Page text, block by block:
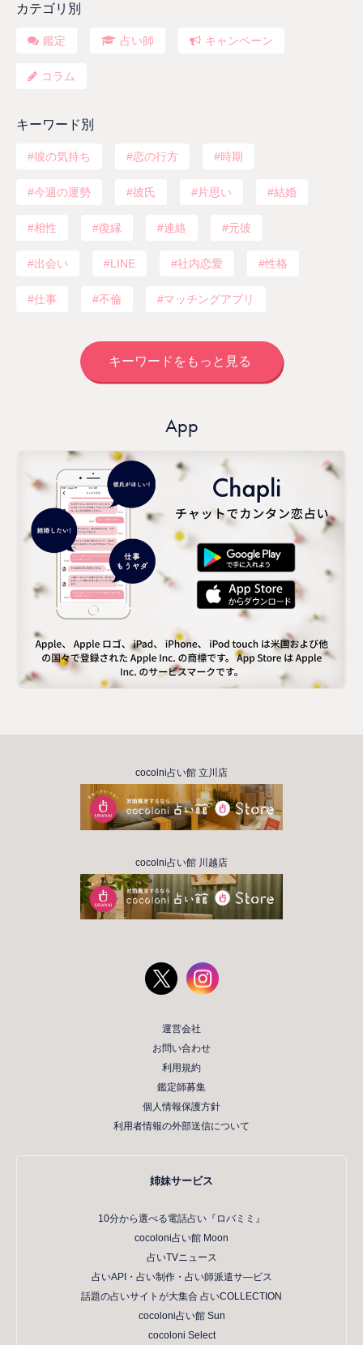
カテゴリ別
鑑定 占い師 キャンペーン
コラム
キーワード別
彼の気持ち 恋の行方 時期
今週の運勢 彼氏 片思い 結婚
相性 復縁 連絡 元彼
出会い LINE 社内恋愛 性格
仕事 不倫 マッチングアプリ
キーワードをもっと見る
App
cocolni占い館 立川店
cocolni占い館 川越店
運営会社
お問い合わせ
利用規約
鑑定師募集
個人情報保護方針
利用者情報の外部送信について
姉妹サービス
10分から選べる電話占い『ロバミミ』
cocoloni占い館 Moon
占いTVニュース
占いAPI・占い制作・占い師派遣サ―ビス
話題の占いサイトが大集合 占いCOLLECTION
cocoloni占い館 Sun
cocoloni Select